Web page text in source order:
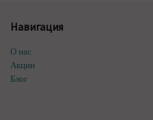
Навигация
О нас
Акции
Блог